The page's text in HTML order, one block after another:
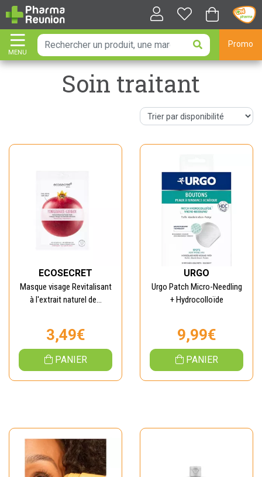
MENU
AFFICHER LA NAVIGATION
Promo
Soin traitant
ECOSECRET
Masque visage Revitalisant
à l'extrait naturel de...
3,49€
PANIER
URGO
Urgo Patch Micro-Needling
+ Hydrocolloïde
9,99€
PANIER